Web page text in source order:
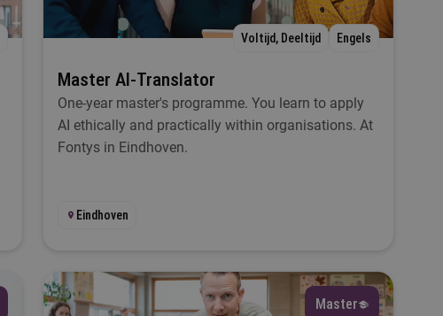
Voltijd, Deeltijd Engels
Master AI-Translator
One-year master's programme. You learn to apply
AI ethically and practically within organisations. At
Fontys in Eindhoven.
Eindhoven
Master